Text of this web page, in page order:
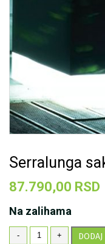
Serralunga
87.790,00 RSD
Na zalihama
-
Serralunga
+